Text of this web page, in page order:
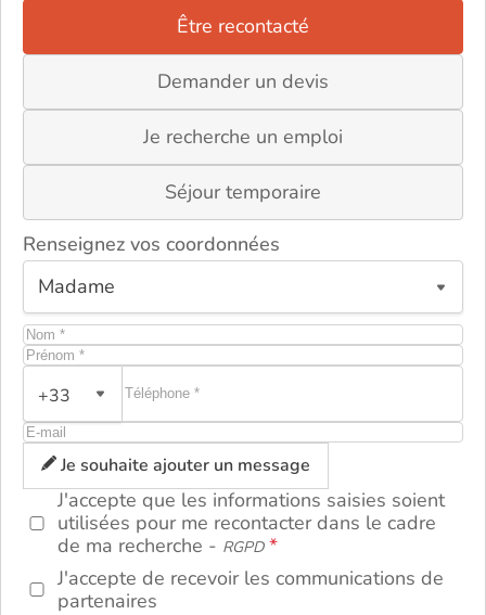
Être recontacté
Demander un devis
Je recherche un emploi
Séjour temporaire
Renseignez vos coordonnées
+33
Je souhaite ajouter un message
J'accepte que les informations saisies soient
utilisées pour me recontacter dans le cadre
de ma recherche - RGPD
J'accepte de recevoir les communications de
partenaires
ou